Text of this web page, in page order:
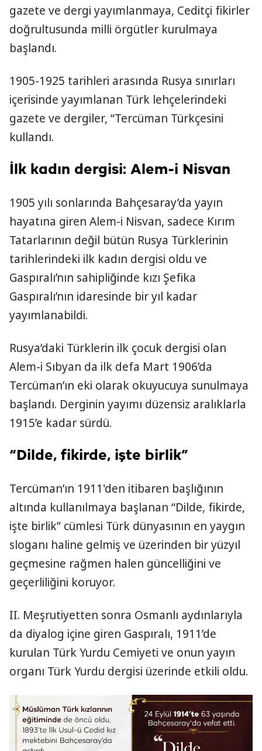
gazete ve dergi yayımlanmaya, Ceditçi fikirler
doğrultusunda milli örgütler kurulmaya
başlandı.
1905-1925 tarihleri arasında Rusya sınırları
içerisinde yayımlanan Türk lehçelerindeki
gazete ve dergiler, “Tercüman Türkçesini
kullandı.
İlk kadın dergisi: Alem-i Nisvan
1905 yılı sonlarında Bahçesaray’da yayın
hayatına giren Alem-i Nisvan, sadece Kırım
Tatarlarının değil bütün Rusya Türklerinin
tarihlerindeki ilk kadın dergisi oldu ve
Gaspıralı’nın sahipliğinde kızı Şefika
Gaspıralı’nın idaresinde bir yıl kadar
yayımlanabildi.
Rusya’daki Türklerin ilk çocuk dergisi olan
Alem-i Sıbyan da ilk defa Mart 1906’da
Tercüman’ın eki olarak okuyucuya sunulmaya
başlandı. Derginin yayımı düzensiz aralıklarla
1915’e kadar sürdü.
“Dilde, fikirde, işte birlik”
Tercüman’ın 1911'den itibaren başlığının
altında kullanılmaya başlanan “Dilde, fikirde,
işte birlik” cümlesi Türk dünyasının en yaygın
sloganı haline gelmiş ve üzerinden bir yüzyıl
geçmesine rağmen halen güncelliğini ve
geçerliliğini koruyor.
II. Meşrutiyetten sonra Osmanlı aydınlarıyla
da diyalog içine giren Gaspıralı, 1911’de
kurulan Türk Yurdu Cemiyeti ve onun yayın
organı Türk Yurdu dergisi üzerinde etkili oldu.